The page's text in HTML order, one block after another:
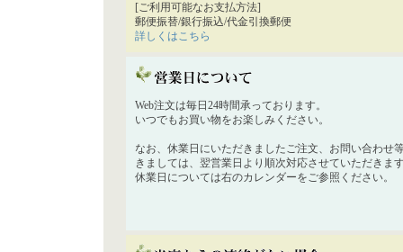
[ご利用可能なお支払方法]
郵便振替/銀行振込/代金引換郵便
詳しくはこちら
Web注文は毎日24時間承っております。
いつでもお買い物をお楽しみください。
なお、休業日にいただきましたご注文、お問い合わせ
きましては、翌営業日より順次対応させていただきま
休業日については右のカレンダーをご参照ください。